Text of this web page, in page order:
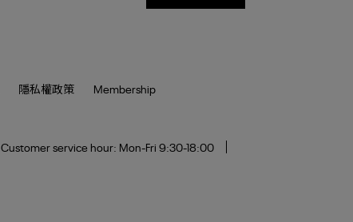
隱私權政策 Membership
Customer service hour: Mon-Fri 9:30-18:00